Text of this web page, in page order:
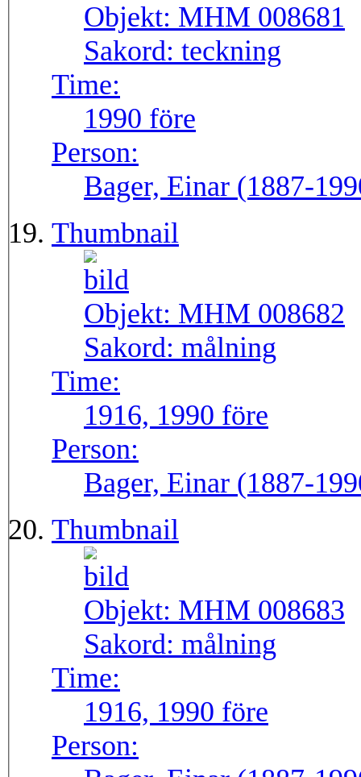
Objekt: MHM 008681
Sakord: teckning
Time:
1990 före
Person:
Bager, Einar (1887-
Thumbnail
Objekt: MHM 008682
Sakord: målning
Time:
1916, 1990 före
Person:
Bager, Einar (1887-
Thumbnail
Objekt: MHM 008683
Sakord: målning
Time:
1916, 1990 före
Person: